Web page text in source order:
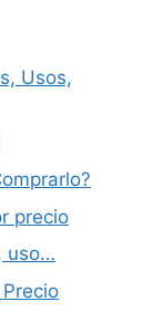
Usos,
precio
uso…